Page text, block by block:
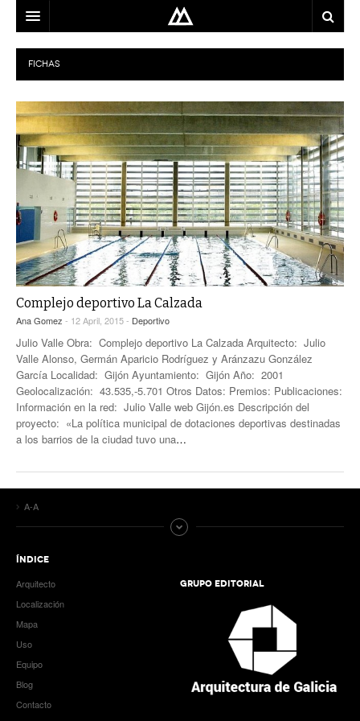
ARQUITECTO
LOCALIZACIÓN
MAPA
USO
EQUIPO
BLOG
CONTACTO
FICHAS
Complejo deportivo La Calzada
Ana Gomez - 12 April, 2015 - Deportivo
Julio Valle Obra: Complejo deportivo La Calzada Arquitecto: Julio
Valle Alonso, Germán Aparicio Rodríguez y Aránzazu González
García Localidad: Gijón Ayuntamiento: Gijón Año: 2001
Geolocalización: 43.535,-5.701 Otros Datos: Premios: Publicaciones:
Información en la red: Julio Valle web Gijón.es Descripción del
proyecto: «La política municipal de dotaciones deportivas destinadas
a los barrios de la ciudad tuvo una…
A-A
ÍNDICE
Arquitecto
Localización
Mapa
Uso
Equipo
Blog
Contacto
GRUPO EDITORIAL